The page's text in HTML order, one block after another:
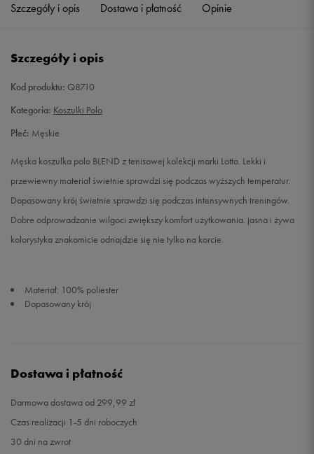
L Powiadom o dostępności
XXL
Szczegóły i opis Dostawa i płatność Opinie
Szczegóły i opis
Kod produktu: Q8710
Kategoria: Koszulki Polo
Płeć: Męskie
Męska koszulka polo BLEND z tenisowej kolekcji marki Lotto. Lekki i
przewiewny materiał świetnie sprawdzi się podczas wyższych temperatur.
Dopasowany krój świetnie sprawdzi się podczas intensywnych treningów.
Dobre odprowadzanie wilgoci zwiększy komfort użytkowania. jasna i żywa
kolorystyka znakomicie odnajdzie się nie tylko na korcie.
Materiał: 100% poliester
Dopasowany krój
Dostawa i płatność
Darmowa dostawa od 299,99 zł
Czas realizacji 1-5 dni roboczych
30 dni na zwrot